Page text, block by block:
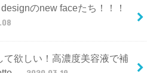
のnew faceたち！！！
て欲しい！高濃度美容液で補